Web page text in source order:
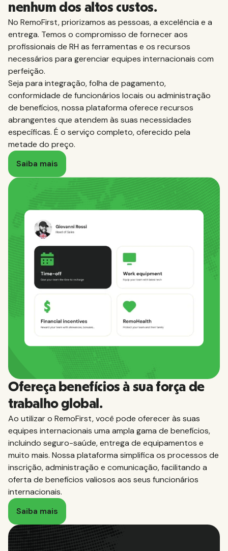
nenhum dos altos custos.
No RemoFirst, priorizamos as pessoas, a excelência e a
entrega. Temos o compromisso de fornecer aos
profissionais de RH as ferramentas e os recursos
necessários para gerenciar equipes internacionais com
perfeição.
Seja para integração, folha de pagamento,
conformidade de funcionários locais ou administração
de benefícios, nossa plataforma oferece recursos
abrangentes que atendem às suas necessidades
específicas. É o serviço completo, oferecido pela
metade do preço.
Saiba mais
Ofereça benefícios à sua força de
trabalho global.
Ao utilizar o RemoFirst, você pode oferecer às suas
equipes internacionais uma ampla gama de benefícios,
incluindo seguro-saúde, entrega de equipamentos e
muito mais. Nossa plataforma simplifica os processos de
inscrição, administração e comunicação, facilitando a
oferta de benefícios valiosos aos seus funcionários
internacionais.
Saiba mais